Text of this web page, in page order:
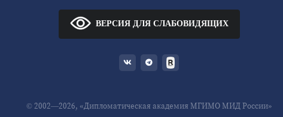
ВЕРСИЯ ДЛЯ СЛАБОВИДЯЩИХ
© 2002—2026, «Дипломатическая академия МГИМО МИД России»